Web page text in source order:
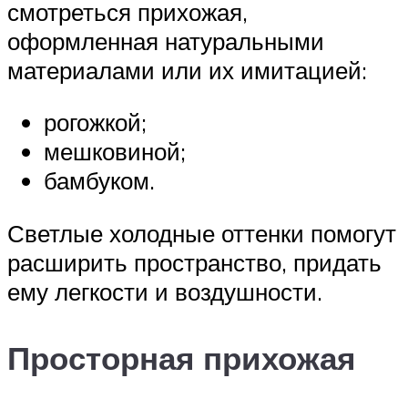
смотреться прихожая,
оформленная натуральными
материалами или их имитацией:
рогожкой;
мешковиной;
бамбуком.
Светлые холодные оттенки помогут
расширить пространство, придать
ему легкости и воздушности.
Просторная прихожая